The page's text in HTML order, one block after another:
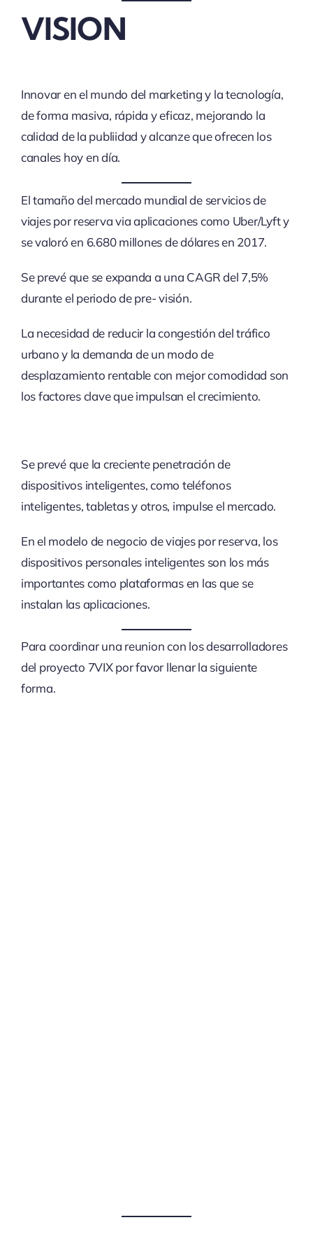
VISION
Innovar en el mundo del marketing y la tecnología,
de forma masiva, rápida y eficaz, mejorando la
calidad de la publiidad y alcanze que ofrecen los
canales hoy en día.
El tamaño del mercado mundial de servicios de
viajes por reserva via aplicaciones como Uber/Lyft y
se valoró en 6.680 millones de dólares en 2017.
Se prevé que se expanda a una CAGR del 7,5%
durante el periodo de pre- visión.
La necesidad de reducir la congestión del tráfico
urbano y la demanda de un modo de
desplazamiento rentable con mejor comodidad son
los factores clave que impulsan el crecimiento.
Se prevé que la creciente penetración de
dispositivos inteligentes, como teléfonos
inteligentes, tabletas y otros, impulse el mercado.
En el modelo de negocio de viajes por reserva, los
dispositivos personales inteligentes son los más
importantes como plataformas en las que se
instalan las aplicaciones.
Para coordinar una reunion con los desarrolladores
del proyecto 7VIX por favor llenar la siguiente
forma.